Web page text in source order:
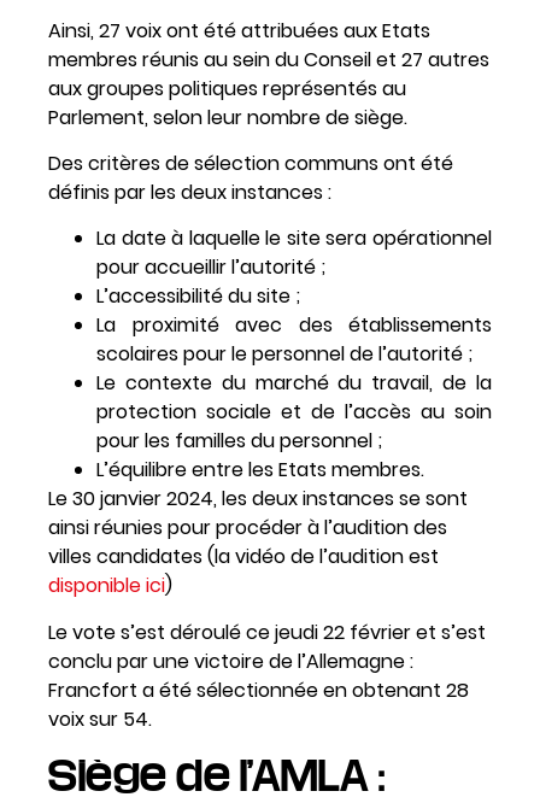
Ainsi, 27 voix ont été attribuées aux Etats
membres réunis au sein du Conseil et 27 autres
aux groupes politiques représentés au
Parlement, selon leur nombre de siège.
Des critères de sélection communs ont été
définis par les deux instances :
La date à laquelle le site sera opérationnel
pour accueillir l’autorité ;
L’accessibilité du site ;
La proximité avec des établissements
scolaires pour le personnel de l’autorité ;
Le contexte du marché du travail, de la
protection sociale et de l’accès au soin
pour les familles du personnel ;
L’équilibre entre les Etats membres.
Le 30 janvier 2024, les deux instances se sont
ainsi réunies pour procéder à l’audition des
villes candidates (la vidéo de l’audition est
disponible ici)
Le vote s’est déroulé ce jeudi 22 février et s’est
conclu par une victoire de l’Allemagne :
Francfort a été sélectionnée en obtenant 28
voix sur 54.
Siège de l’AMLA :